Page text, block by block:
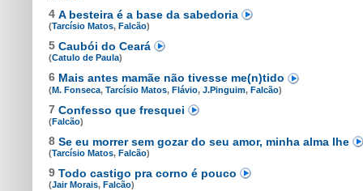
4 A besteira é a base da sabedoria
(Tarcísio Matos, Falcão)
5 Caubói do Ceará
(Catulo de Paula)
6 Mais antes mamãe não tivesse me(n)tido
(M. Fonseca, Tarcísio Matos, Flávio, J.Pinguim, Falcão)
7 Confesso que fresquei
(Falcão)
8 Se eu morrer sem gozar do seu amor, minha alma lhe
(Tarcísio Matos, Falcão)
9 Todo castigo pra corno é pouco
(Jair Morais, Falcão)